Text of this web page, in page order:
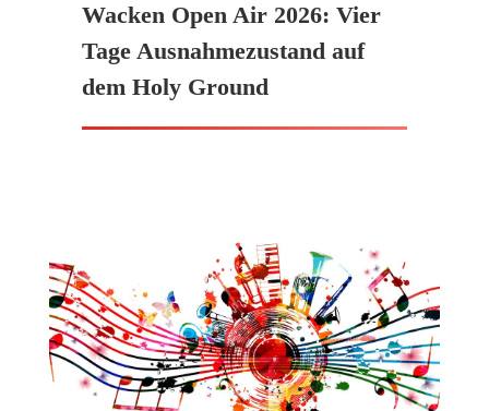
Wacken Open Air 2026: Vier
Tage Ausnahmezustand auf
dem Holy Ground